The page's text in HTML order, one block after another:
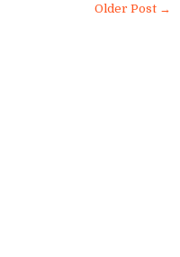
Older Post →